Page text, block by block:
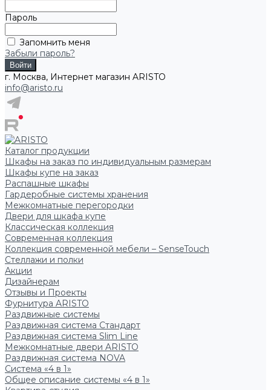
Пароль
Запомнить меня
Забыли пароль?
г. Москва, Интернет магазин ARISTO
info@aristo.ru
Каталог продукции
Шкафы на заказ по индивидуальным размерам
Шкафы купе на заказ
Распашные шкафы
Гардеробные системы хранения
Межкомнатные перегородки
Двери для шкафа купе
Классическая коллекция
Современная коллекция
Коллекция современной мебели – SenseTouch
Стеллажи и полки
Акции
Дизайнерам
Отзывы и Проекты
Фурнитура ARISTO
Раздвижные системы
Раздвижная система Стандарт
Раздвижная система Slim Line
Межкомнатные двери ARISTO
Раздвижная система NOVA
Система «4 в 1»
Общее описание системы «4 в 1»